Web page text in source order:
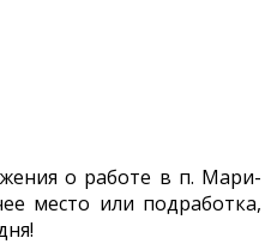
о работе в п. Мари-
место или подработка,